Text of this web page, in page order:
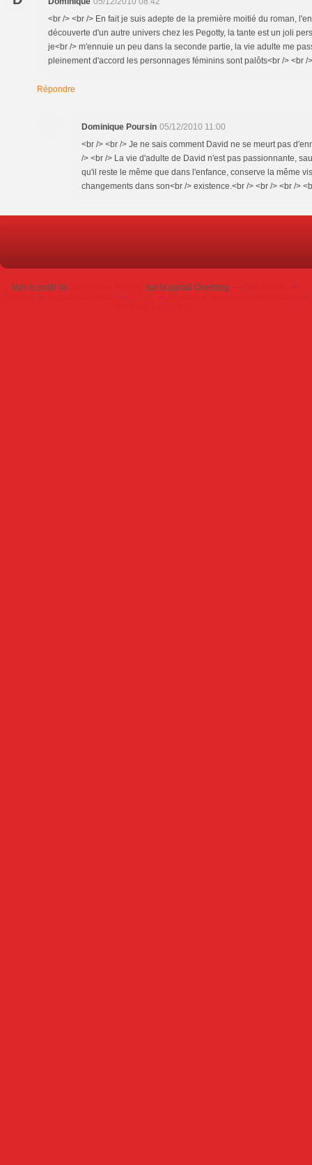
<br /> <br /> En fait je suis adepte de la première moitié du roman,
découverte d'un autre univers chez les Pegotty, la tante est un joli
je<br /> m'ennuie un peu dans la seconde partie, la vie adulte me
pleinement d'accord les personnages féminins sont palôts<br /> <br /
Répondre
Dominique Poursin 05/12/2010 11:00
<br /> <br /> Je ne sais comment David ne se meurt pas
/> <br /> La vie d'adulte de David n'est pas passionnante,
qu'il reste le même que dans l'enfance, conserve la même
changements dans son<br /> existence.<br /> <br /> <br />
Voir le profil de sur le portail Overblog